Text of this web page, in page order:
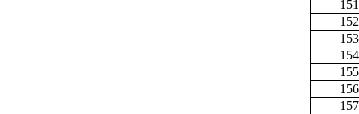
151
152
153
154
155
156
157